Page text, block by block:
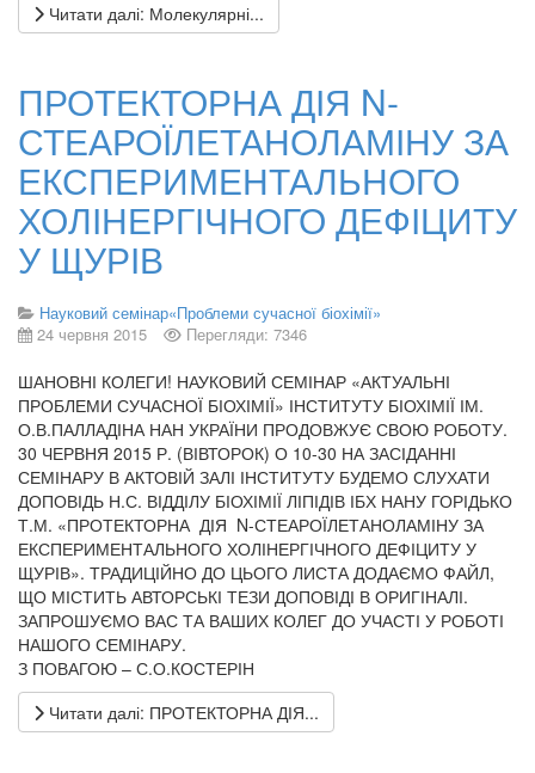
Читати далі: Молекулярні...
ПРОТЕКТОРНА ДІЯ N-
СТЕАРОЇЛЕТАНОЛАМІНУ ЗА
ЕКСПЕРИМЕНТАЛЬНОГО
ХОЛІНЕРГІЧНОГО ДЕФІЦИТУ
У ЩУРІВ
Науковий семінар«Проблеми сучасної біохімії»
24 червня 2015
Перегляди: 7346
ШАНОВНІ КОЛЕГИ! НАУКОВИЙ СЕМІНАР «АКТУАЛЬНІ
ПРОБЛЕМИ СУЧАСНОЇ БІОХІМІЇ» ІНСТИТУТУ БІОХІМІЇ ІМ.
О.В.ПАЛЛАДІНА НАН УКРАЇНИ ПРОДОВЖУЄ СВОЮ РОБОТУ.
30 ЧЕРВНЯ 2015 Р. (ВІВТОРОК) О 10-30 НА ЗАСІДАННІ
СЕМІНАРУ В АКТОВІЙ ЗАЛІ ІНСТИТУТУ БУДЕМО СЛУХАТИ
ДОПОВІДЬ Н.С. ВІДДІЛУ БІОХІМІЇ ЛІПІДІВ ІБХ НАНУ ГОРІДЬКО
Т.М. «ПРОТЕКТОРНА ДІЯ N-СТЕАРОЇЛЕТАНОЛАМІНУ ЗА
ЕКСПЕРИМЕНТАЛЬНОГО ХОЛІНЕРГІЧНОГО ДЕФІЦИТУ У
ЩУРІВ». ТРАДИЦІЙНО ДО ЦЬОГО ЛИСТА ДОДАЄМО ФАЙЛ,
ЩО МІСТИТЬ АВТОРСЬКІ ТЕЗИ ДОПОВІДІ В ОРИГІНАЛІ.
ЗАПРОШУЄМО ВАС ТА ВАШИХ КОЛЕГ ДО УЧАСТІ У РОБОТІ
НАШОГО СЕМІНАРУ.
З ПОВАГОЮ – С.О.КОСТЕРІН
Читати далі: ПРОТЕКТОРНА ДІЯ...